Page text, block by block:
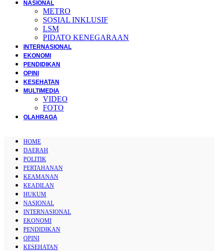
NASIONAL
METRO
SOSIAL INKLUSIF
LSM
PIDATO KENEGARAAN
INTERNASIONAL
EKONOMI
PENDIDIKAN
OPINI
KESEHATAN
MULTIMEDIA
VIDEO
FOTO
OLAHRAGA
HOME
DAERAH
POLITIK
PERTAHANAN
KEAMANAN
KEADILAN
HUKUM
NASIONAL
INTERNASIONAL
EKONOMI
PENDIDIKAN
OPINI
KESEHATAN